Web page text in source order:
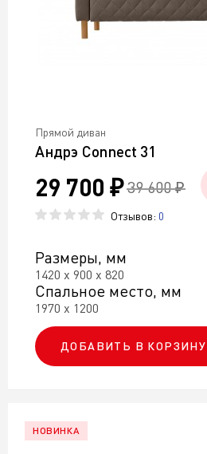
Прямой диван
Андрэ Connect 31
29 700 ₽ 39 600 ₽
Отзывов: 0
Размеры, мм
1420 х 900 х 820
Спальное место, мм
1970 х 1200
ДОБАВИТЬ В КОРЗИНУ
НОВИНКА